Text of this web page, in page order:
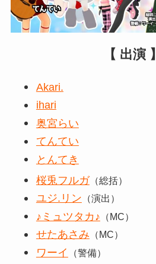
【 出演 】
Akari.
ihari
奥宮らい
てんてい
とんてき
桜兎フルガ（総括）
ユジ.リン （演出）
♪ミュツタカ♪ （MC）
せたあさみ （MC）
ワーイ （警備）